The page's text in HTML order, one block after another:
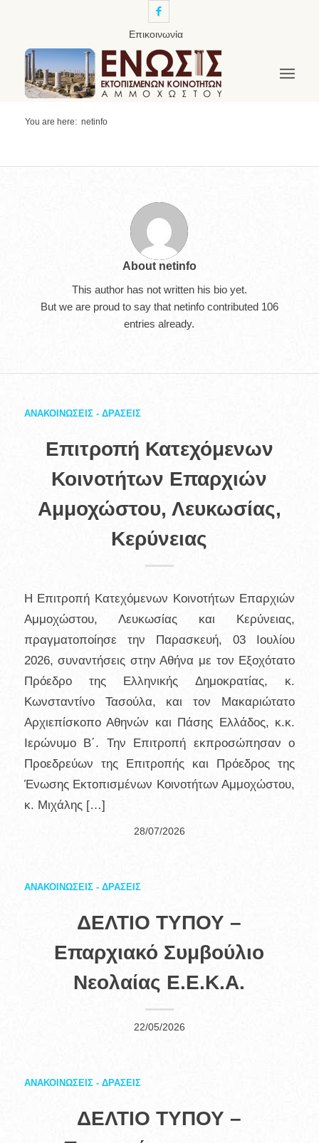
Επικοινωνία
You are here: netinfo
About netinfo
This author has not written his bio yet.
But we are proud to say that netinfocontributed 106
entries already.
ΑΝΑΚΟΙΝΩΣΕΙΣ - ΔΡΑΣΕΙΣ
Επιτροπή Κατεχόμενων
Κοινοτήτων Επαρχιών
Αμμοχώστου, Λευκωσίας,
Κερύνειας
Η Επιτροπή Κατεχόμενων Κοινοτήτων Επαρχιών
Αμμοχώστου, Λευκωσίας και Κερύνειας,
πραγματοποίησε την Παρασκευή, 03 Ιουλίου
2026, συναντήσεις στην Αθήνα με τον Εξοχότατο
Πρόεδρο της Ελληνικής Δημοκρατίας, κ.
Κωνσταντίνο Τασούλα, και τον Μακαριώτατο
Αρχιεπίσκοπο Αθηνών και Πάσης Ελλάδος, κ.κ.
Ιερώνυμο Β΄. Την Επιτροπή εκπροσώπησαν ο
Προεδρεύων της Επιτροπής και Πρόεδρος της
Ένωσης Εκτοπισμένων Κοινοτήτων Αμμοχώστου,
κ. Μιχάλης […]
28/07/2026
ΑΝΑΚΟΙΝΩΣΕΙΣ - ΔΡΑΣΕΙΣ
ΔΕΛΤΙΟ ΤΥΠΟΥ –
Επαρχιακό Συμβούλιο
Νεολαίας Ε.Ε.Κ.Α.
22/05/2026
ΑΝΑΚΟΙΝΩΣΕΙΣ - ΔΡΑΣΕΙΣ
ΔΕΛΤΙΟ ΤΥΠΟΥ –